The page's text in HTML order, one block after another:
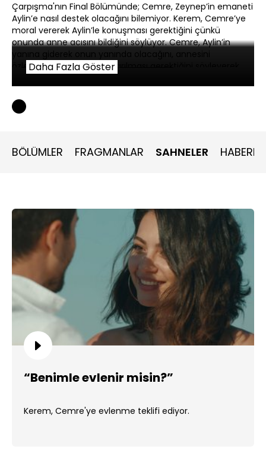
Çarpışma'nın Final Bölümünde; Cemre, Zeynep’in emaneti
Aylin’e nasıl destek olacağını bilemiyor. Kerem, Cemre’ye
moral vererek Aylin’le konuşması gerektiğini çünkü
onunda anne acısını bildiğini söylüyor. Cemre, Aylin’in
yanına giderek onun yanında olacağını, annesini
özlediğinde sevdiklerine sarılması gerektiğini söyleyerek
Daha Fazla Göster
BÖLÜMLER FRAGMANLAR SAHNELER
“Benimle evlenir misin?”
Kerem, Cemre'ye evlenme teklifi ediyor.